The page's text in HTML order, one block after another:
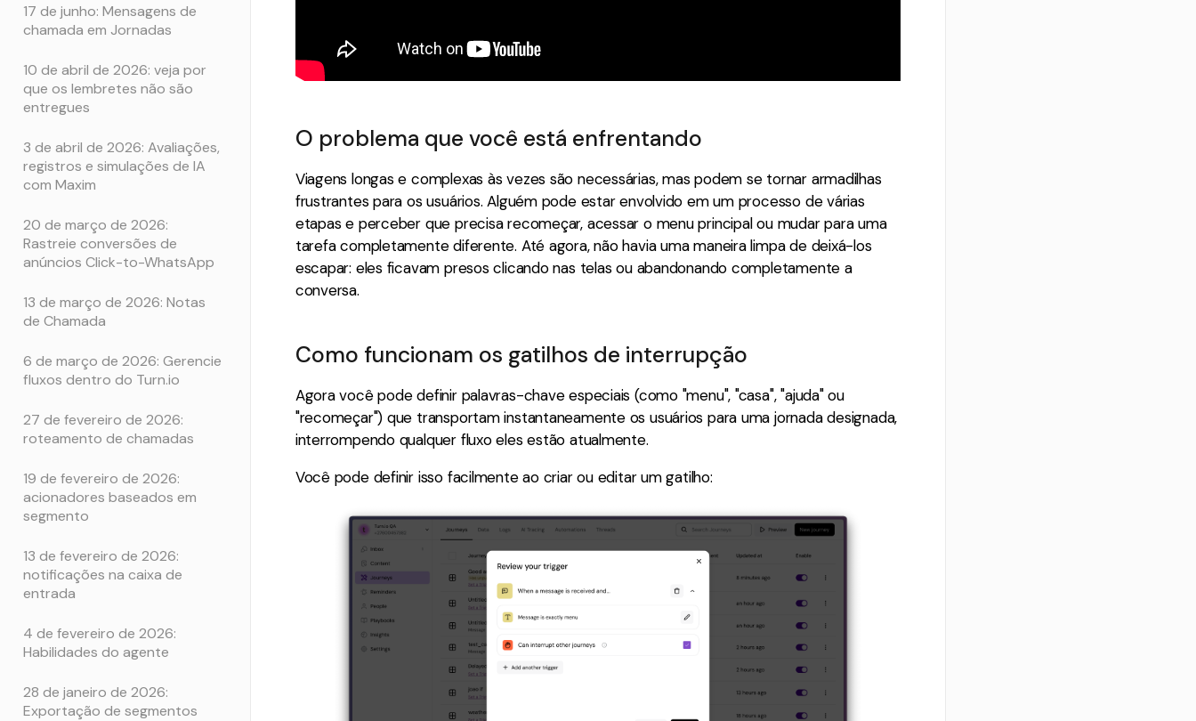
17 de junho: Mensagens de
chamada em Jornadas
10 de abril de 2026: veja por
que os lembretes não são
entregues
3 de abril de 2026: Avaliações,
registros e simulações de IA
com Maxim
20 de março de 2026:
Rastreie conversões de
anúncios Click-to-WhatsApp
13 de março de 2026: Notas
de Chamada
6 de março de 2026: Gerencie
fluxos dentro do Turn.io
27 de fevereiro de 2026:
roteamento de chamadas
19 de fevereiro de 2026:
acionadores baseados em
segmento
13 de fevereiro de 2026:
notificações na caixa de
entrada
4 de fevereiro de 2026:
Habilidades do agente
28 de janeiro de 2026:
Exportação de segmentos
O problema que você está enfrentando
Viagens longas e complexas às vezes são necessárias, mas podem se tornar armadilhas
frustrantes para os usuários. Alguém pode estar envolvido em um processo de várias
etapas e perceber que precisa recomeçar, acessar o menu principal ou mudar para uma
tarefa completamente diferente. Até agora, não havia uma maneira limpa de deixá-los
escapar: eles ficavam presos clicando nas telas ou abandonando completamente a
conversa.
Como funcionam os gatilhos de interrupção
Agora você pode definir palavras-chave especiais (como "menu", "casa", "ajuda" ou
"recomeçar") que transportam instantaneamente os usuários para uma jornada designada,
interrompendo qualquer fluxo eles estão atualmente.
Você pode definir isso facilmente ao criar ou editar um gatilho: